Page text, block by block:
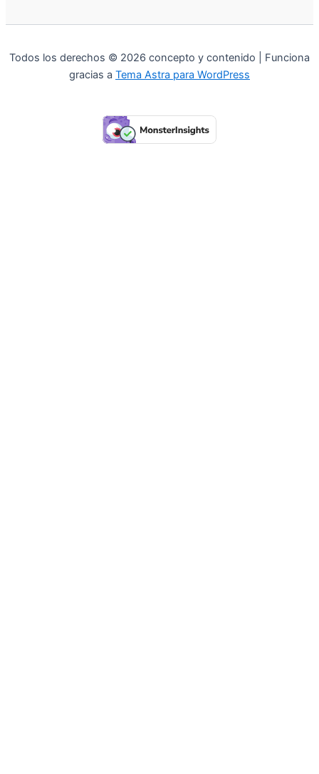
Todos los derechos © 2026 concepto y contenido | Funciona
gracias a Tema Astra para WordPress